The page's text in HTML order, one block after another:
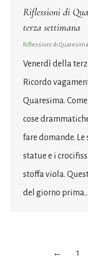
Riflessioni di
terza settimana
Riflessioni di Quaresima
Venerdì della
Ricordo
Quaresima.
cose
fare domande.
statue e i
stoffa viola.
del giorno prima…
← 1